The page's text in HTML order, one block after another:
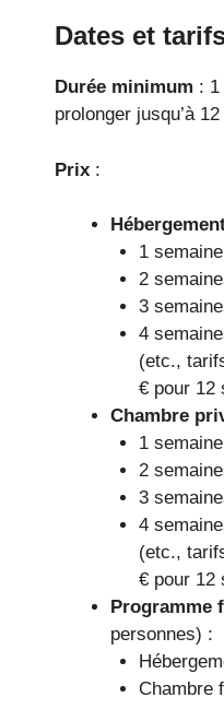
Dates et
Durée minimum :
prolonger jusqu’à
Prix :
1
2
3
4
(etc.,
€ pour 12
Chambre
1
2
3
4
(etc.,
€ pour 12
Programme
personnes) :
Chambre